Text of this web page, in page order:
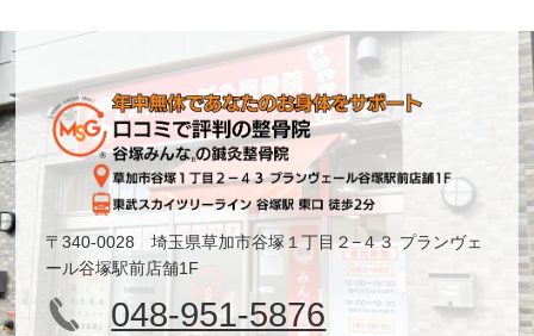
〒340-0028 埼玉県草加市谷塚１丁目２−４３ プランヴェ
ール谷塚駅前店舗1F
048-951-5876